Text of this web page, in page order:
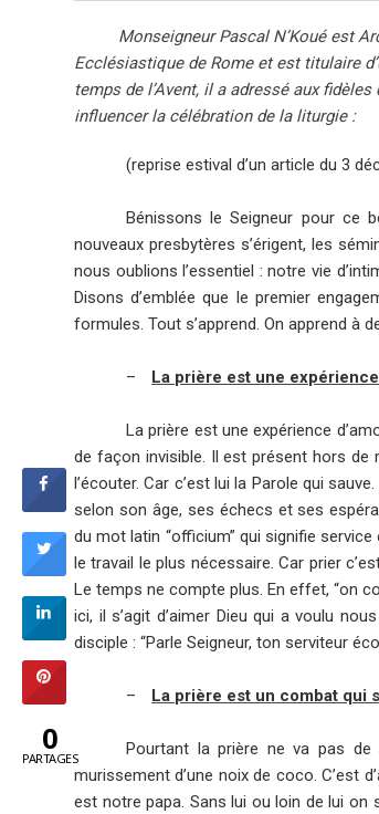
Monseigneur Pascal N’Koué est
Ecclésiastique de Rome et est titulaire
temps de l’Avent, il a adressé aux
influencer la célébration de la liturgie :
(reprise estival d’un article du 3
Bénissons le Seigneur pour ce
nouveaux presbytères s’érigent, les
nous oublions l’essentiel : notre vie
Disons d’emblée que le premier
formules. Tout s’apprend. On apprend à
– La prière est une
La prière est une expérience
de façon invisible. Il est présent hors de
l’écouter. Car c’est lui la Parole qui
selon son âge, ses échecs et ses
du mot latin “officium” qui signifie
le travail le plus nécessaire. Car prier
Le temps ne compte plus. En effet, “on
ici, il s’agit d’aimer Dieu qui a voulu
disciple : “Parle Seigneur, ton serviteur
– La prière est un combat qui
Pourtant la prière ne va pas de
murissement d’une noix de coco. C’est
est notre papa. Sans lui ou loin de lui on
0
PARTAGES